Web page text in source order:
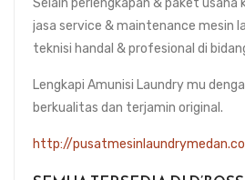
Selain perlengkapan & paket usaha
jasa service & maintenance mesin
teknisi handal & profesional di
Lengkapi Amunisi Laundry mu
berkualitas dan terjamin original.
http://